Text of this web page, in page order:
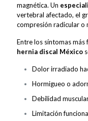
magnética. Un
vertebral afectado, el
compresión radicular o
Entre los síntomas más
hernia discal México
Dolor irradiado
Hormigueo o
Debilidad
Limitación